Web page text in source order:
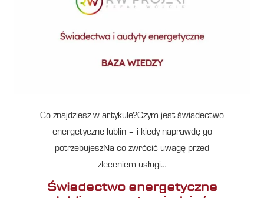
Co znajdziesz w artykule?Czym jest świadectwo
energetyczne lublin – i kiedy naprawdę go
potrzebujeszNa co zwrócić uwagę przed
zleceniem usługi…
Świadectwo energetyczne